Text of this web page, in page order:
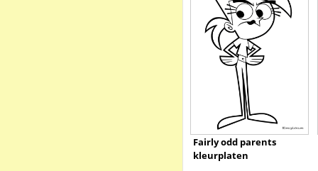
Fairly odd parents
kleurplaten